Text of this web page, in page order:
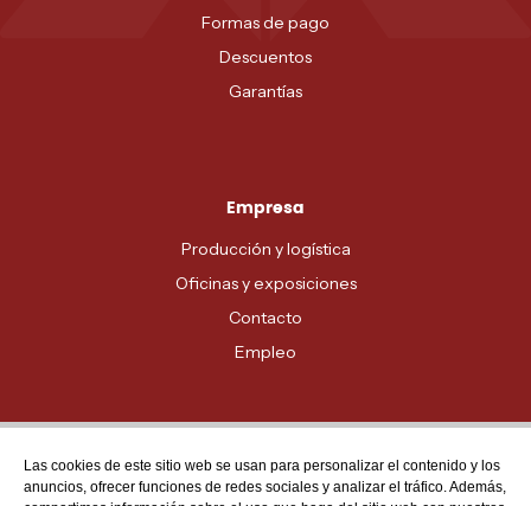
Formas de pago
Descuentos
Garantías
Empresa
Producción y logística
Oficinas y exposiciones
Contacto
Empleo
Atención al cliente
Las cookies de este sitio web se usan para personalizar el contenido y los
anuncios, ofrecer funciones de redes sociales y analizar el tráfico. Además,